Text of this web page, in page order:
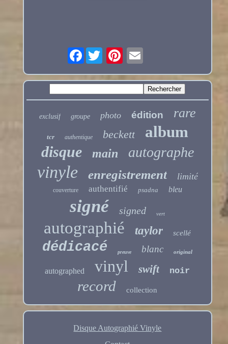
Facebook
exclusif groupe photo édition rare
tcr authentique beckett album
disque main autographe
vinyle enregistrement limité
couverture authentifié psadna bleu
signé signed vert
autographié taylor scellé
dédicacé preuve blanc original
autographed vinyl swift noir
record collection
Disque Autographié Vinyle